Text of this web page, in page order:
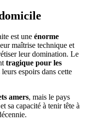
est une énorme
maîtrise technique et
leur domination. Le
tragique pour les
espoirs dans cette
amers, mais le pays
et sa capacité à tenir tête à